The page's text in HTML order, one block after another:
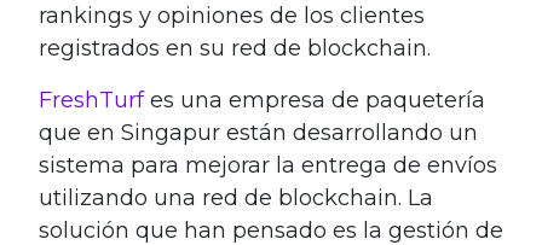
rankings y opiniones de los clientes
registrados en su red de blockchain.
FreshTurfes una empresa de paquetería
que en Singapur están desarrollando un
sistema para mejorar la entrega de envíos
utilizando una red de blockchain. La
solución que han pensado es la gestión de